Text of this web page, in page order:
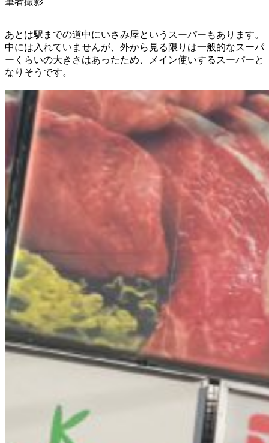
あとは駅までの道中にいさみ屋というスーパーもあります。
中には入れていませんが、外から見る限りは一般的なスーパ
ーくらいの大きさはあったため、メイン使いするスーパーと
なりそうです。